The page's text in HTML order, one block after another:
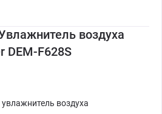
воздуха
DEM-F628S
увлажнитель воздуха